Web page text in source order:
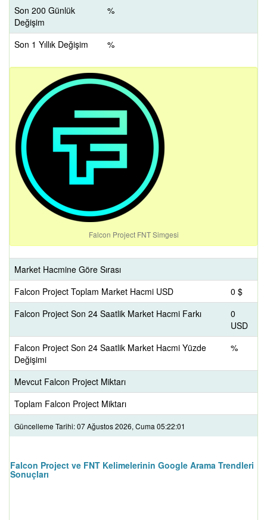
Son 200 Günlük
Değişim
%
Son 1 Yıllık Değişim %
Falcon Project FNT Simgesi
Market Hacmine Göre Sırası
Falcon Project Toplam Market Hacmi USD
0 $
Falcon Project Son 24 Saatlik Market Hacmi Farkı
0
USD
Falcon Project Son 24 Saatlik Market Hacmi Yüzde
Değişimi
%
Mevcut Falcon Project Miktarı
Toplam Falcon Project Miktarı
Güncelleme Tarihi: 07 Ağustos 2026, Cuma 05:22:01
Falcon Project ve FNT Kelimelerinin Google Arama Trendleri
Sonuçları